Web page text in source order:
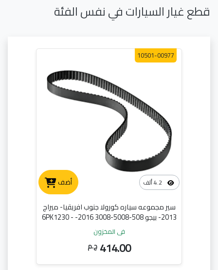
قطع غيار السيارات في نفس الفئة
أضف
10501-00977
سير مجموعه سياره كورولا جنوب افريقيا- ميراج
2013- بيجو 508-5008-3008 2016- - 6PK1230
في المخزون
414.00 ج.م